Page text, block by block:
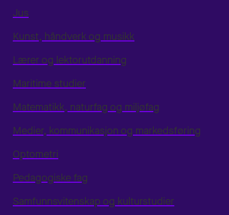
Jus
Kunst, håndverk og musikk
Lærer og lektorutdanning
Maritime studier
Matematikk, naturfag og miljøfag
Medier, kommunikasjon og markedsføring
Optometri
Pedagogiske fag
Samfunnsvitenskap og kulturstudier